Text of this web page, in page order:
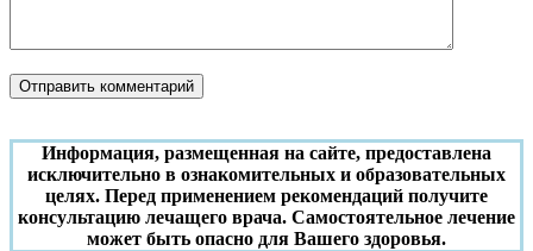
Информация, размещенная на сайте, предоставлена
исключительно в ознакомительных и образовательных
целях. Перед применением рекомендаций получите
консультацию лечащего врача. Самостоятельное лечение
может быть опасно для Вашего здоровья.